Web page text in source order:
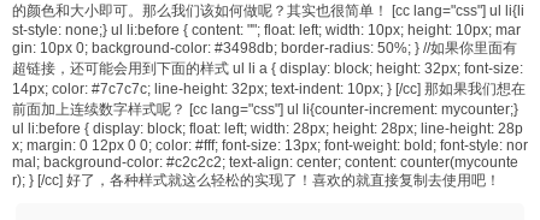
的颜色和大小即可。那么我们该如何做呢？其实也很简单！ [cc lang="css"] ul li{li
st-style: none;} ul li:before { content: ""; float: left; width: 10px; height: 10px; mar
gin: 10px 0; background-color: #3498db; border-radius: 50%; } //如果你里面有
超链接，还可能会用到下面的样式 ul li a { display: block; height: 32px; font-size:
14px; color: #7c7c7c; line-height: 32px; text-indent: 10px; } [/cc] 那如果我们想在
前面加上连续数字样式呢？ [cc lang="css"] ul li{counter-increment: mycounter;}
ul li:before { display: block; float: left; width: 28px; height: 28px; line-height: 28p
x; margin: 0 12px 0 0; color: #fff; font-size: 13px; font-weight: bold; font-style: nor
mal; background-color: #c2c2c2; text-align: center; content: counter(mycounte
r); } [/cc] 好了，各种样式就这么轻松的实现了！喜欢的就直接复制去使用吧！